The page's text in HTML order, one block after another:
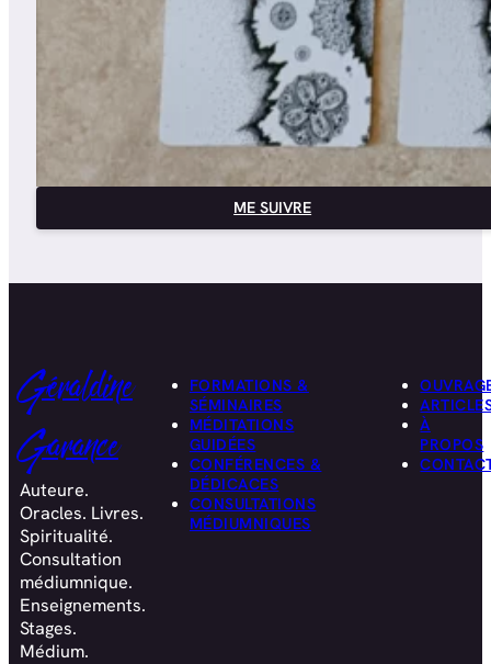
ME SUIVRE
Géraldine
Garance
Auteure.
Oracles. Livres.
Spiritualité.
Consultation
médiumnique.
Enseignements.
Stages.
Médium.
FORMATIONS &
SÉMINAIRES
MÉDITATIONS
GUIDÉES
CONFÉRENCES &
DÉDICACES
CONSULTATIONS
MÉDIUMNIQUES
À
PROPOS